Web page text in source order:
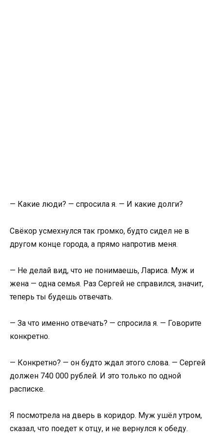
— Какие люди? — спросила я. — И какие долги?
Свёкор усмехнулся так громко, будто сидел не в
другом конце города, а прямо напротив меня.
— Не делай вид, что не понимаешь, Лариса. Муж и
жена — одна семья. Раз Сергей не справился, значит,
теперь ты будешь отвечать.
— За что именно отвечать? — спросила я. — Говорите
конкретно.
— Конкретно? — он будто ждал этого слова. — Сергей
должен 740 000 рублей. И это только по одной
расписке.
Я посмотрела на дверь в коридор. Муж ушёл утром,
сказал, что поедет к отцу, и не вернулся к обеду.